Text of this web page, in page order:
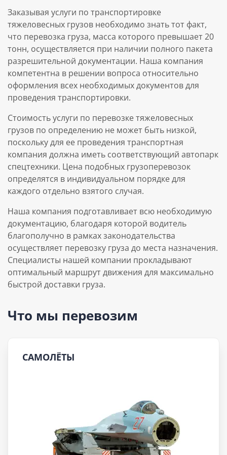
Заказывая услуги по транспортировке
тяжеловесных грузов необходимо знать тот факт,
что перевозка груза, масса которого превышает 20
тонн, осуществляется при наличии полного пакета
разрешительной документации. Наша компания
компетентна в решении вопроса относительно
оформления всех необходимых документов для
проведения транспортировки.
Стоимость услуги по перевозке тяжеловесных
грузов по определению не может быть низкой,
поскольку для ее проведения транспортная
компания должна иметь соответствующий автопарк
спецтехники. Цена подобных грузоперевозок
определятся в индивидуальном порядке для
каждого отдельно взятого случая.
Наша компания подготавливает всю необходимую
документацию, благодаря которой водитель
благополучно в рамках законодательства
осуществляет перевозку груза до места назначения.
Специалисты нашей компании прокладывают
оптимальный маршрут движения для максимально
быстрой доставки груза.
Что мы перевозим
САМОЛЁТЫ